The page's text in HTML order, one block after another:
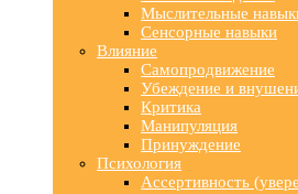
Мыслительные
Сенсорные навыки
Влияние
Самопродвижение
Убеждение и
Критика
Манипуляция
Принуждение
Психология
Ассертивность